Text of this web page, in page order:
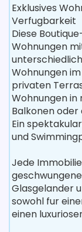
Exklusives
Verfugbarkeit
Diese
Wohnungen
Wohnungen
privaten
Wohnungen
Balkonen
Ein
und
Jede
Glasgelander
sowohl fur
einen